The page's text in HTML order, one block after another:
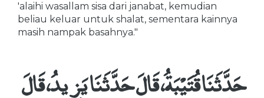
'alaihi wasallam sisa dari janabat, kemudian
beliau keluar untuk shalat, sementara kainnya
masih nampak basahnya."
حَدَّثَنَا قُتَيْبَةُ، قَالَ حَدَّثَنَا يَزِيدُ، قَالَ